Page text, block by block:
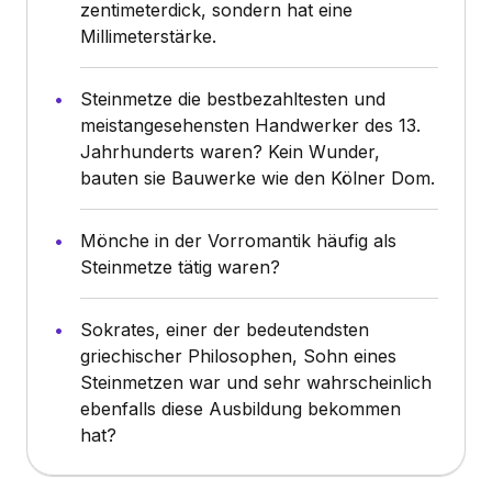
zentimeterdick, sondern hat eine
Millimeterstärke.
Steinmetze die bestbezahltesten und
meistangesehensten Handwerker des 13.
Jahrhunderts waren? Kein Wunder,
bauten sie Bauwerke wie den Kölner Dom.
Mönche in der Vorromantik häufig als
Steinmetze tätig waren?
Sokrates, einer der bedeutendsten
griechischer Philosophen, Sohn eines
Steinmetzen war und sehr wahrscheinlich
ebenfalls diese Ausbildung bekommen
hat?